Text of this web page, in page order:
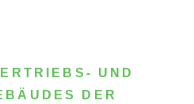
UND
DER